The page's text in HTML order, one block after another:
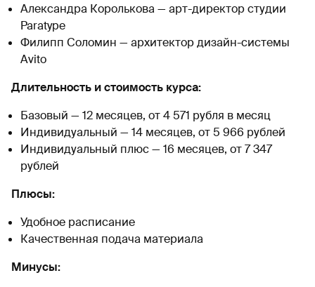
Александра Королькова — арт-директор студии
Paratype
Филипп Соломин — архитектор дизайн-системы
Avito
Длительность и стоимость курса:
Базовый — 12 месяцев, от 4 571 рубля в месяц
Индивидуальный — 14 месяцев, от 5 966 рублей
Индивидуальный плюс — 16 месяцев, от 7 347
рублей
Плюсы:
Удобное расписание
Качественная подача материала
Минусы: